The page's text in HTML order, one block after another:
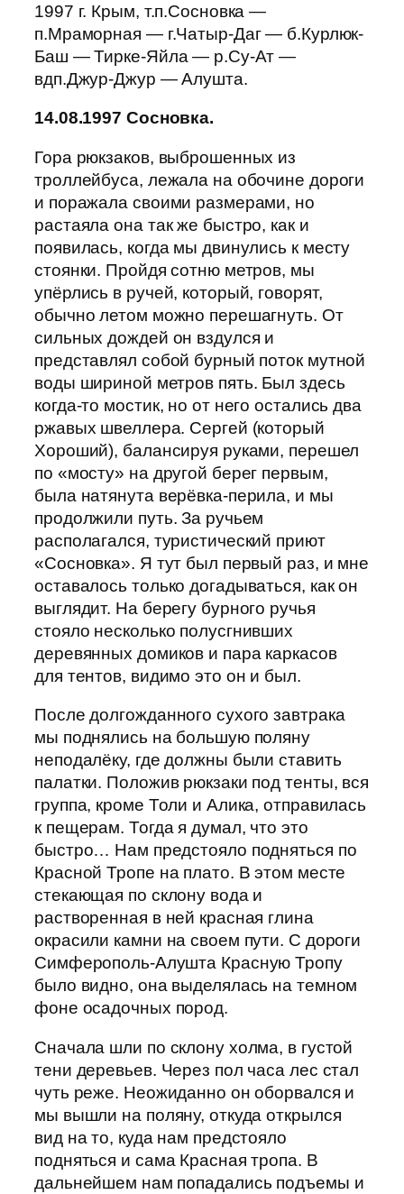
1997 г. Крым, т.п.Сосновка —
п.Мраморная — г.Чатыр-Даг — б.Курлюк-
Баш — Тирке-Яйла — р.Су-Ат —
вдп.Джур-Джур — Алушта.
14.08.1997 Сосновка.
Гора рюкзаков, выброшенных из
троллейбуса, лежала на обочине дороги
и поражала своими размерами, но
растаяла она так же быстро, как и
появилась, когда мы двинулись к месту
стоянки. Пройдя сотню метров, мы
упёрлись в ручей, который, говорят,
обычно летом можно перешагнуть. От
сильных дождей он вздулся и
представлял собой бурный поток мутной
воды шириной метров пять. Был здесь
когда-то мостик, но от него остались два
ржавых швеллера. Сергей (который
Хороший), балансируя руками, перешел
по «мосту» на другой берег первым,
была натянута верёвка-перила, и мы
продолжили путь. За ручьем
располагался, туристический приют
«Сосновка». Я тут был первый раз, и мне
оставалось только догадываться, как он
выглядит. На берегу бурного ручья
стояло несколько полусгнивших
деревянных домиков и пара каркасов
для тентов, видимо это он и был.
После долгожданного сухого завтрака
мы поднялись на большую поляну
неподалёку, где должны были ставить
палатки. Положив рюкзаки под тенты, вся
группа, кроме Толи и Алика, отправилась
к пещерам. Тогда я думал, что это
быстро… Нам предстояло подняться по
Красной Тропе на плато. В этом месте
стекающая по склону вода и
растворенная в ней красная глина
окрасили камни на своем пути. С дороги
Симферополь-Алушта Красную Тропу
было видно, она выделялась на темном
фоне осадочных пород.
Сначала шли по склону холма, в густой
тени деревьев. Через пол часа лес стал
чуть реже. Неожиданно он оборвался и
мы вышли на поляну, откуда открылся
вид на то, куда нам предстояло
подняться и сама Красная тропа. В
дальнейшем нам попадались подъемы и